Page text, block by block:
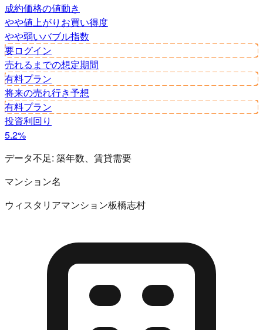
成約価格の値動き
やや値上がり お買い得度
やや弱いバブル指数
要ログイン
売れるまでの想定期間
有料プラン
将来の売れ行き予想
有料プラン
投資利回り
5.2%
データ不足: 築年数、賃貸需要
マンション名
ウィスタリアマンション板橋志村